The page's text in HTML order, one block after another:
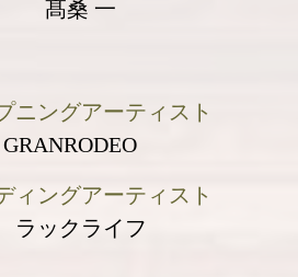
髙桑 一
ニングアーティスト
GRANRODEO
ィングアーティスト
ラックライフ